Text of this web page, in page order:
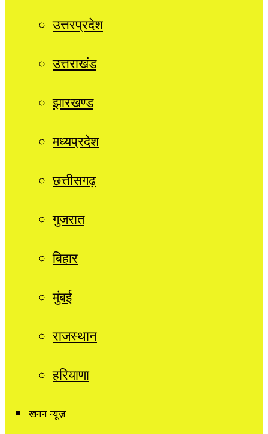
उत्तरप्रदेश
उत्तराखंड
झारखण्ड
मध्यप्रदेश
छत्तीसगढ़
गुजरात
बिहार
मुंबई
राजस्थान
हरियाणा
खनन न्यूज़